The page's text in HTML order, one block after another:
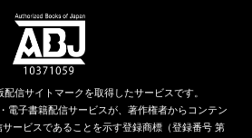
信サイトマークを取得したサービスです。
電子書籍配信サービスが、著作権者からコンテン
ービスであることを示す登録商標（登録番号 第